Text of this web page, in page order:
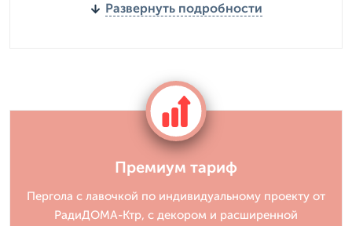
Развернуть подробности
Премиум тариф
Пергола с лавочкой по индивидуальному проекту от
РадиДОМА-Ктр, с декором и расширенной